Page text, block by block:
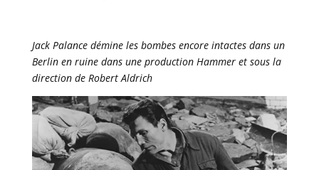
Jack Palance démine les bombes encore intactes dans un
Berlin en ruine dans une production Hammer et sous la
direction de Robert Aldrich